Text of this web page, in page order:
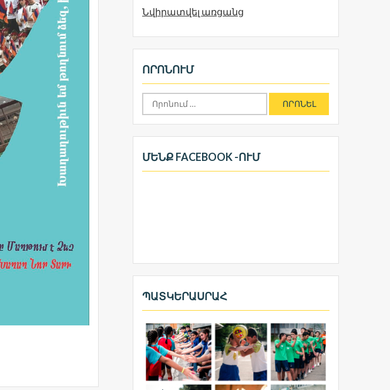
Նվիրատվել առցանց
ՈՐՈՆՈՒՄ
Որոնել՝
ՄԵՆՔ FACEBOOK -ՈՒՄ
ՊԱՏԿԵՐԱՍՐԱՀ